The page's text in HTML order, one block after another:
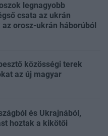
legnagyobb
csata az ukrán
orosz-ukrán háborúból
közösségi terek
az új magyar
és Ukrajnából,
hoztak a kikötői